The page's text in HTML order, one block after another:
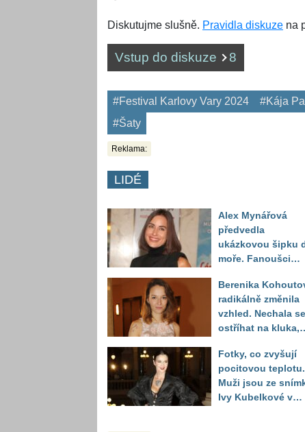
Diskutujme slušně. Pravidla diskuze na
Vstup do diskuze 8
#Festival Karlovy Vary 2024 #Kája
#Šaty
Reklama:
LIDÉ
Alex Mynářová
předvedla
ukázkovou šipku
moře. Fanoušci
toho vypadá
Berenika
radikálně změnila
vzhled. Nechala se
ostříhat na kluka,
překvapily
Fotky, co zvyšují
pocitovou teplotu.
Muži jsou ze
Ivy Kubelkové v